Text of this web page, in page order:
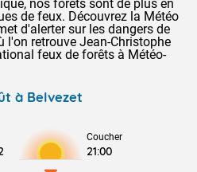
nos forêts sont de plus en
de feux. Découvrez la Météo
d'alerter sur les dangers de
l'on retrouve Jean-Christophe
feux de forêts à Météo-
à Belvezet
Coucher
21:00